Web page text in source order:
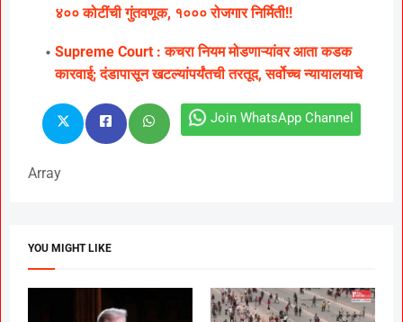
४०० कोटींची गुंतवणूक, १००० रोजगार निर्मिती!!
Supreme Court : कचरा नियम मोडणाऱ्यांवर आता कडक
कारवाई; दंडापासून खटल्यांपर्यंतची तरतूद, सर्वोच्च न्यायालयाचे
Join WhatsApp Channel
Array
YOU MIGHT LIKE